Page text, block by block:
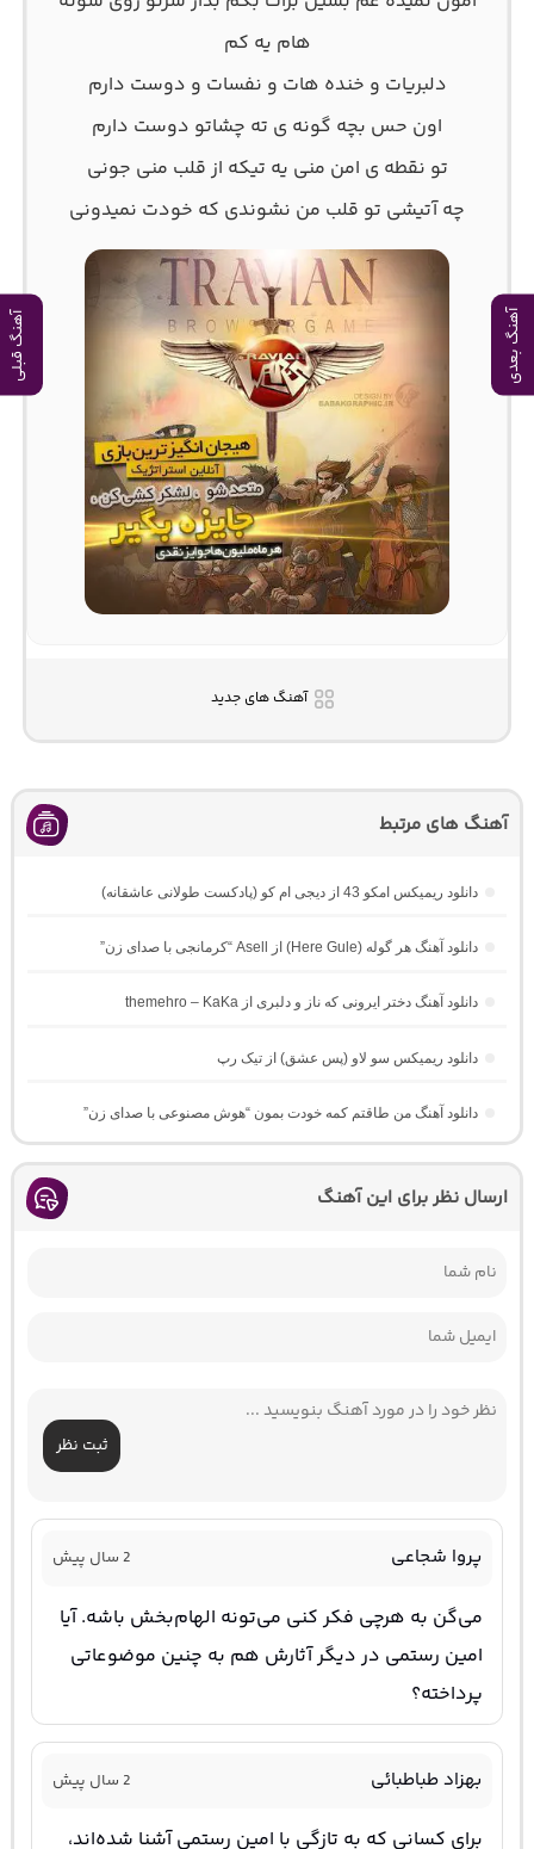
آهنگ بعدی آهنگ قبلی
هام یه کم
دلبریات و خنده هات و نفسات و دوست دارم
اون حس بچه گونه ی ته چشاتو دوست دارم
تو نقطه ی امن منی یه تیکه از قلب منی جونی
چه آتیشی تو قلب من نشوندی که خودت نمیدونی
آهنگ های جدید
آهنگ های مرتبط
دانلود ریمیکس امکو 43 از دیجی ام کو (پادکست طولانی عاشقانه)
دانلود آهنگ هر گوله (Here Gule) از Asell “کرمانجی با صدای زن”
دانلود آهنگ دختر ایرونی که ناز و دلبری از themehro – KaKa
دانلود ریمیکس سو لاو (پس عشق) از تیک رپ
دانلود آهنگ من طاقتم کمه خودت بمون “هوش مصنوعی با صدای زن”
ارسال نظر برای این آهنگ
ثبت نظر
پروا شجاعی 2 سال پیش
می‌گن به هرچی فکر کنی می‌تونه الهام‌بخش باشه. آیا
امین رستمی در دیگر آثارش هم به چنین موضوعاتی
پرداخته؟
بهزاد طباطبائی 2 سال پیش
برای کسانی که به تازگی با امین رستمی آشنا شده‌اند،